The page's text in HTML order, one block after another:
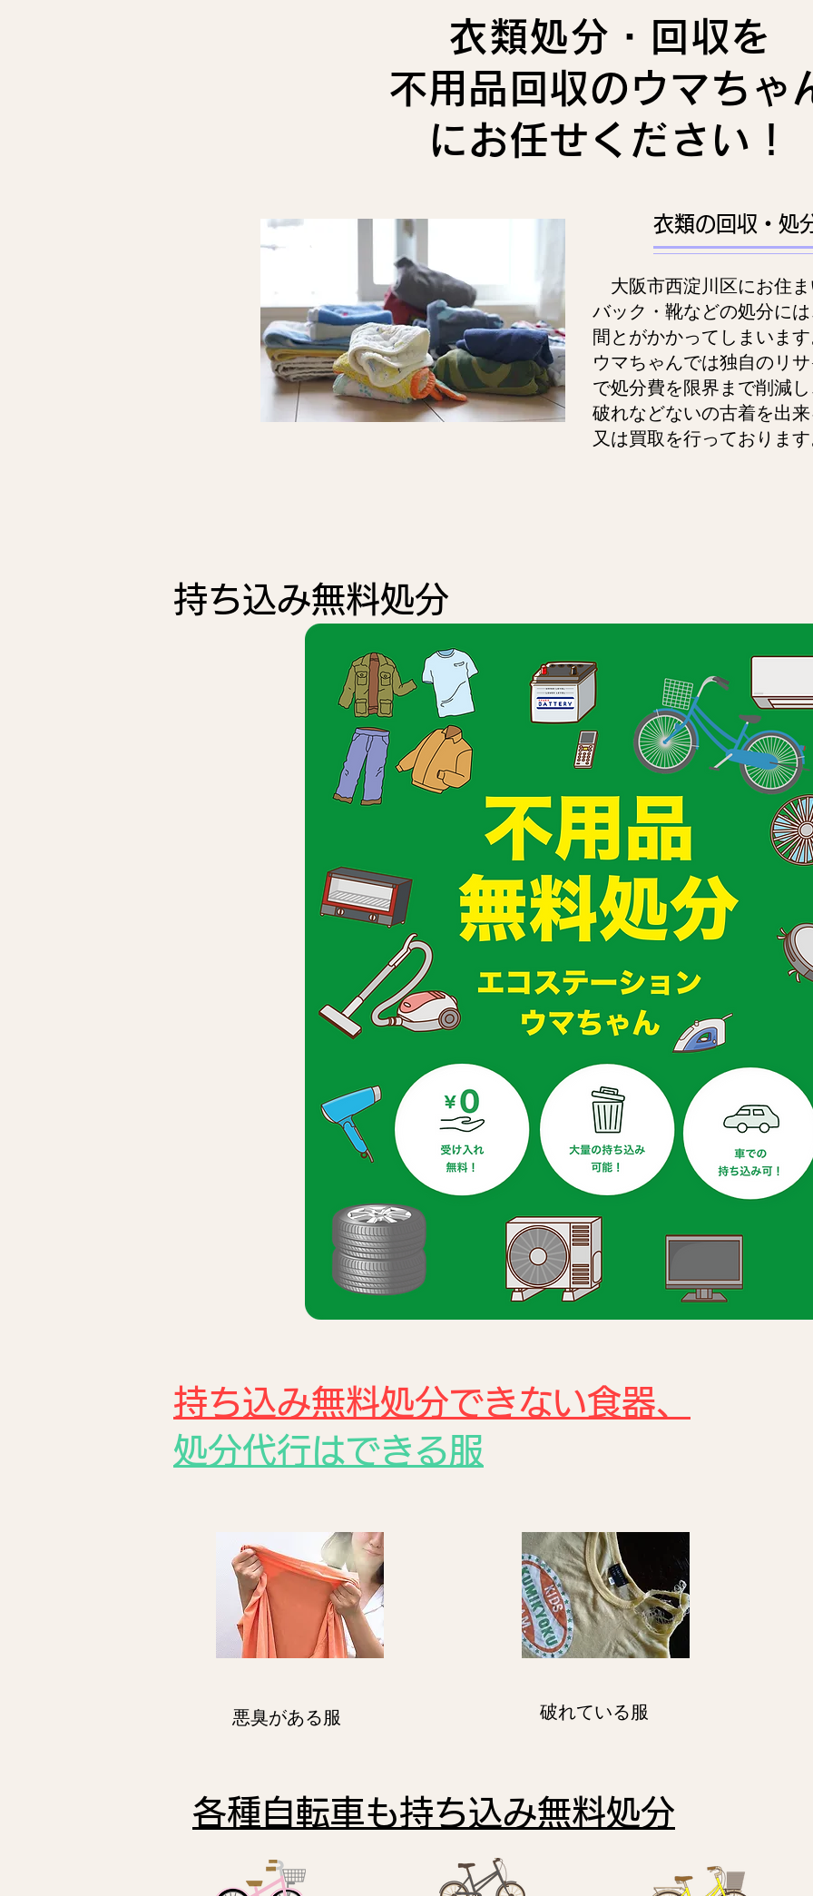
衣類処分・回収を
不用品回収のウマちゃ
にお任せください！
衣類の回収・処
大阪市西淀川区にお住
バック・靴などの処分に
間とがかかってしまいま
ウマちゃんでは独自のリ
で処分費を限界まで削減
破れなどないの古着を出
又は買取を行っておりま
持ち込み無料処分
持ち込み無料処分できない食器、
処分代行はできる服
悪臭がある服 破れている服
各種自転車も持ち込み無料処分